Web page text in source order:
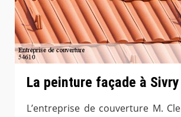
La peinture façade à Sivry
L’entreprise de couverture M.